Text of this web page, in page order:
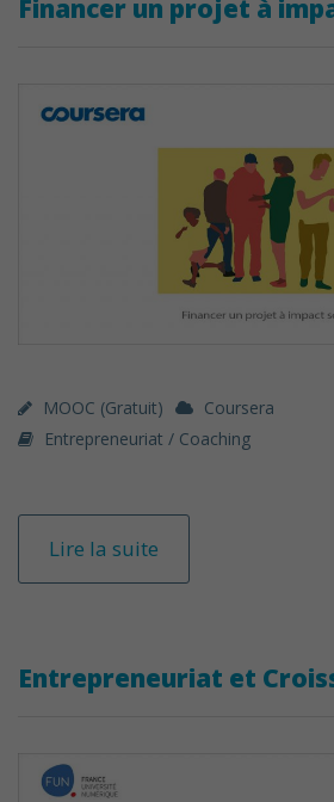
Financer un projet à
MOOC (gratuit)
Coursera
Entrepreneuriat / Coaching
Lire la suite
Entrepreneuriat et